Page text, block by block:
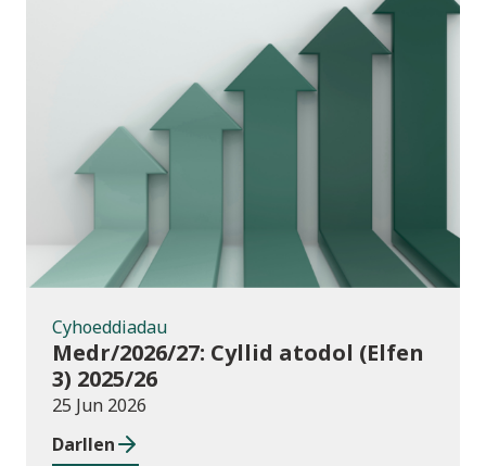
Cyhoeddiadau
Cyhoeddiadau
Medr/2026/27: Cyllid atodol (Elfen
3) 2025/26
25 Jun 2026
Darllen